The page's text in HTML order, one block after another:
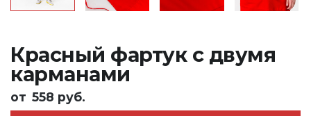
Красный фартук с двумя
карманами
от 558 руб.